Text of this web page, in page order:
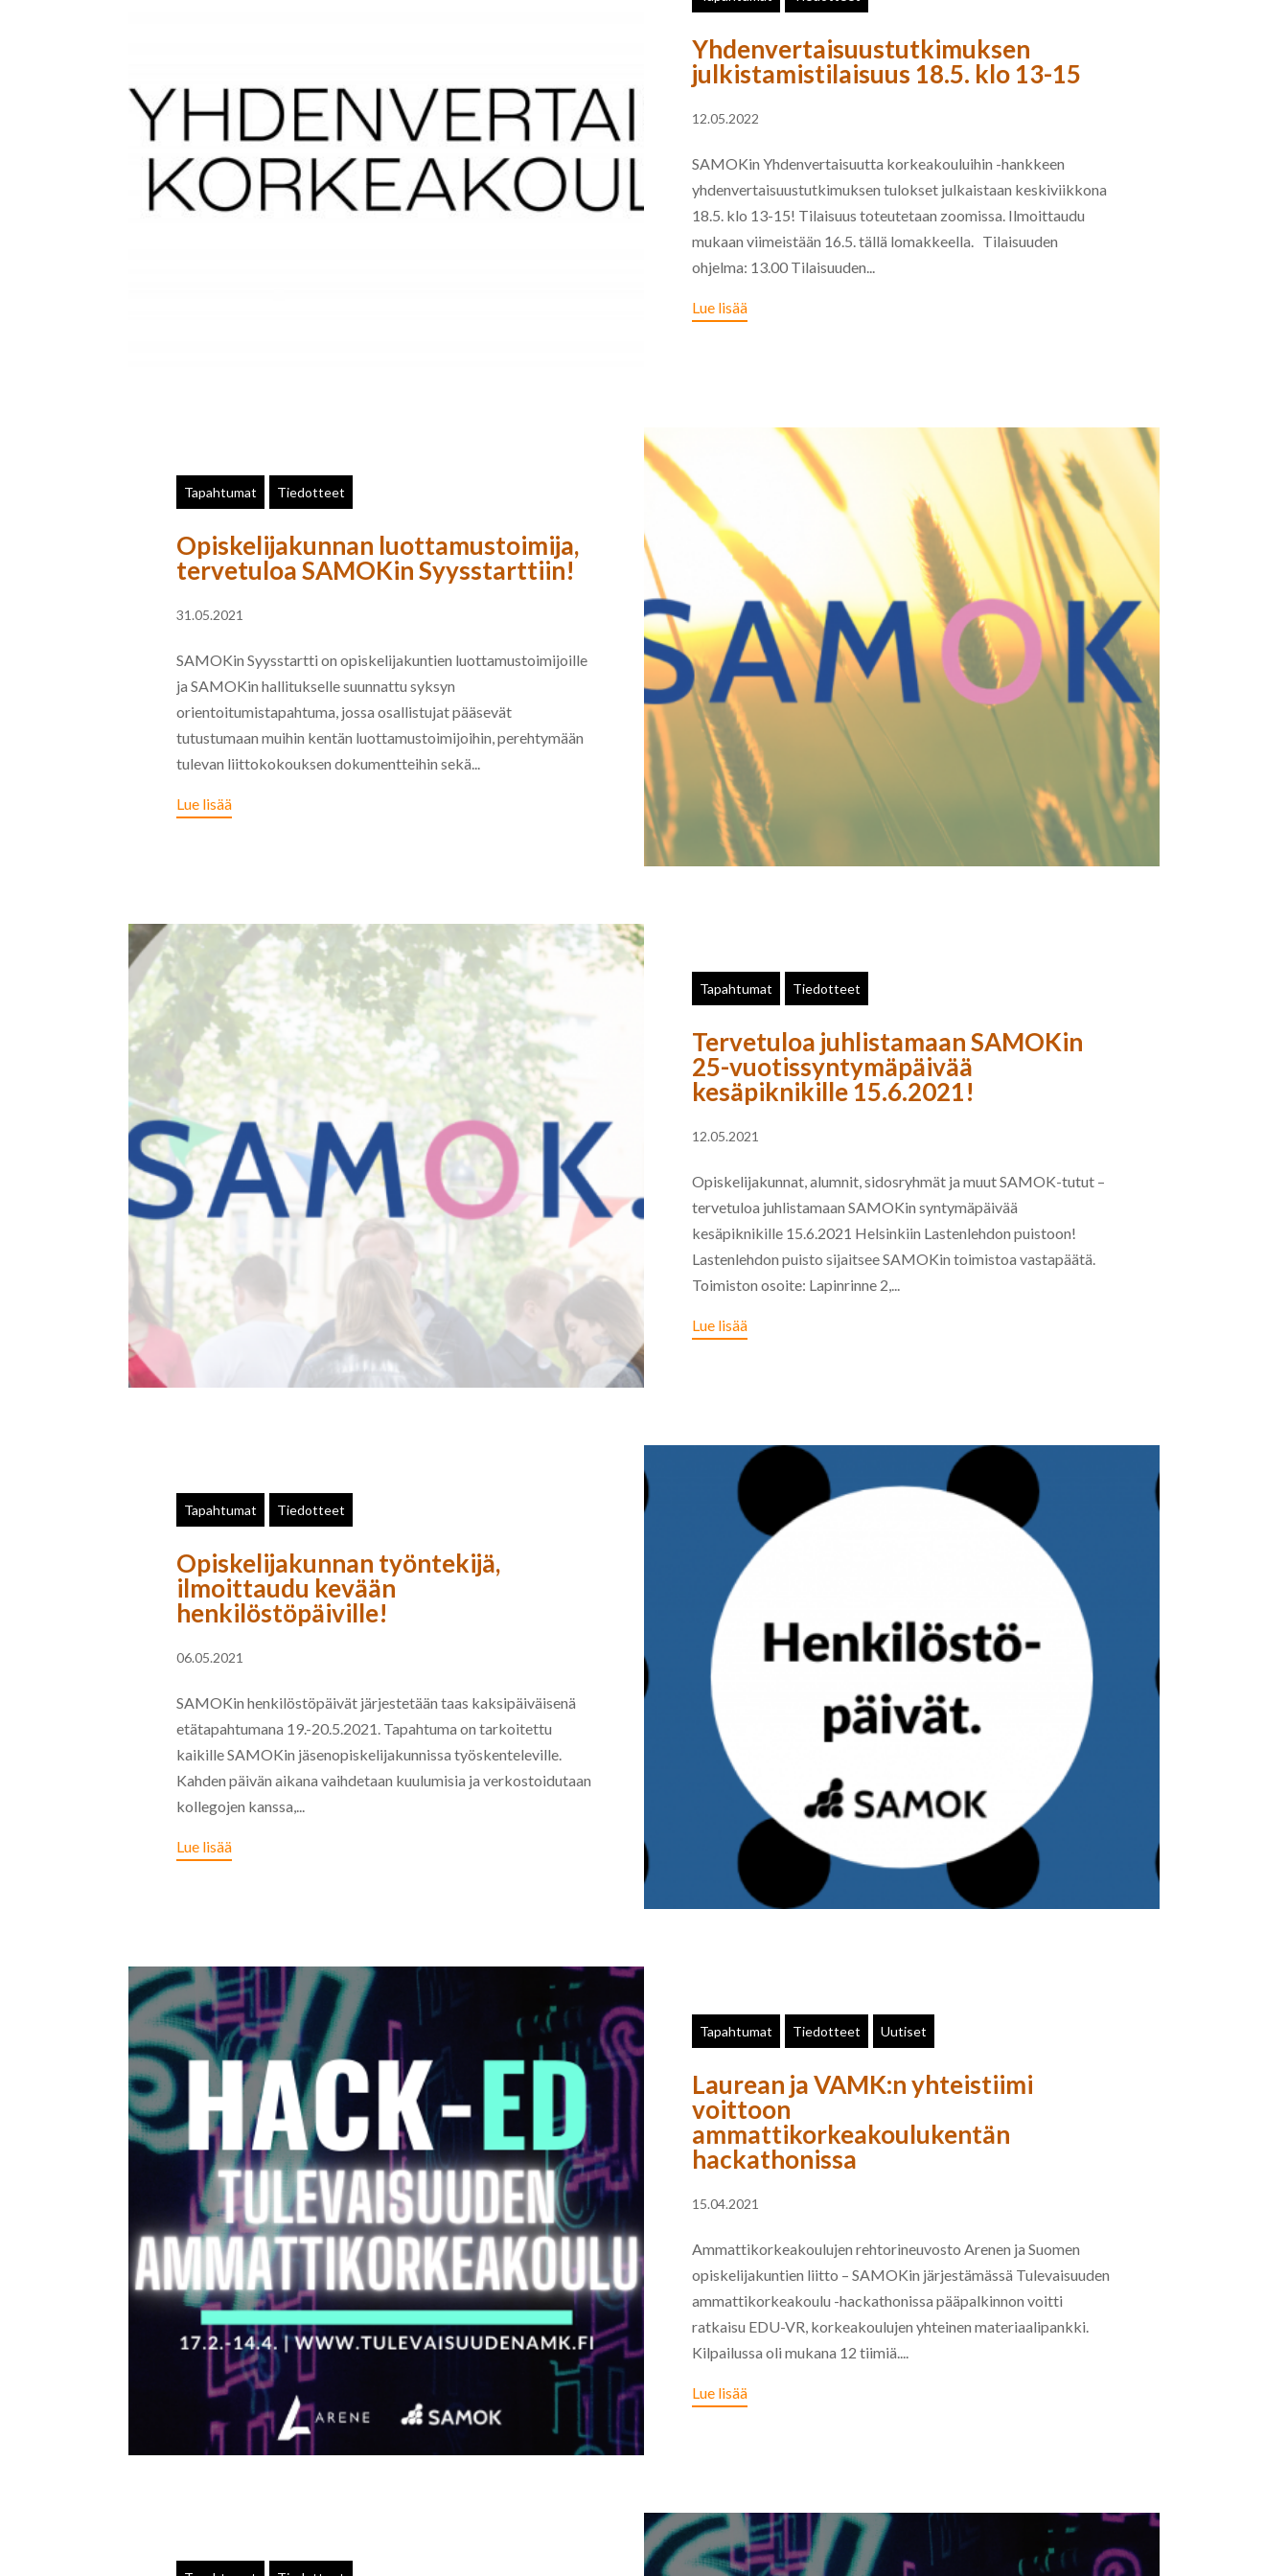
Yhdenvertaisuustutkimuksen
julkistamistilaisuus 18.5. klo 13-15
12.05.2022
SAMOKin Yhdenvertaisuutta korkeakouluihin -hankkeen
yhdenvertaisuustutkimuksen tulokset julkaistaan keskiviikkona
18.5. klo 13-15! Tilaisuus toteutetaan zoomissa. Ilmoittaudu
mukaan viimeistään 16.5. tällä lomakkeella. Tilaisuuden
ohjelma: 13.00 Tilaisuuden...
Lue lisää
Tapahtumat Tiedotteet
Opiskelijakunnan luottamustoimija,
tervetuloa SAMOKin Syysstarttiin!
31.05.2021
SAMOKin Syysstartti on opiskelijakuntien luottamustoimijoille
ja SAMOKin hallitukselle suunnattu syksyn
orientoitumistapahtuma, jossa osallistujat pääsevät
tutustumaan muihin kentän luottamustoimijoihin, perehtymään
tulevan liittokokouksen dokumentteihin sekä...
Lue lisää
Tapahtumat Tiedotteet
Tervetuloa juhlistamaan SAMOKin
25-vuotissyntymäpäivää
kesäpiknikille 15.6.2021!
12.05.2021
Opiskelijakunnat, alumnit, sidosryhmät ja muut SAMOK-tutut –
tervetuloa juhlistamaan SAMOKin syntymäpäivää
kesäpiknikille 15.6.2021 Helsinkiin Lastenlehdon puistoon!
Lastenlehdon puisto sijaitsee SAMOKin toimistoa vastapäätä.
Toimiston osoite: Lapinrinne 2,...
Lue lisää
Tapahtumat Tiedotteet
Opiskelijakunnan työntekijä,
ilmoittaudu kevään
henkilöstöpäiville!
06.05.2021
SAMOKin henkilöstöpäivät järjestetään taas kaksipäiväisenä
etätapahtumana 19.-20.5.2021. Tapahtuma on tarkoitettu
kaikille SAMOKin jäsenopiskelijakunnissa työskenteleville.
Kahden päivän aikana vaihdetaan kuulumisia ja verkostoidutaan
kollegojen kanssa,...
Lue lisää
Tapahtumat Tiedotteet Uutiset
Laurean ja VAMK:n yhteistiimi
voittoon
ammattikorkeakoulukentän
hackathonissa
15.04.2021
Ammattikorkeakoulujen rehtorineuvosto Arenen ja Suomen
opiskelijakuntien liitto – SAMOKin järjestämässä Tulevaisuuden
ammattikorkeakoulu -hackathonissa pääpalkinnon voitti
ratkaisu EDU-VR, korkeakoulujen yhteinen materiaalipankki.
Kilpailussa oli mukana 12 tiimiä....
Lue lisää